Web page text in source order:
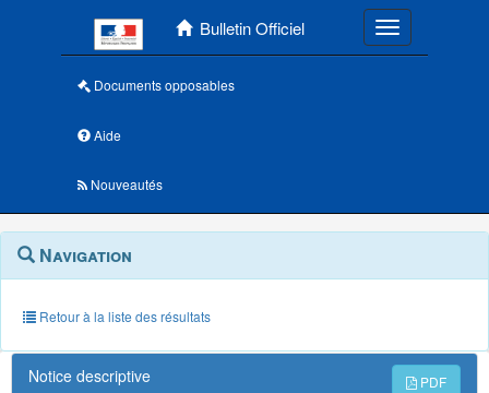
Bulletin Officiel Toggle
Documents opposables
Aide
Nouveautés
Navigation
outils
annexes
Menu
contextuel
Navigation
Retour à la liste des résultats
Notice descriptive PDF